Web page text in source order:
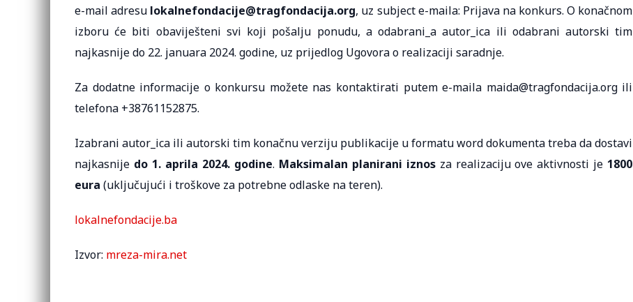
e-mail adresu lokalnefondacije@tragfondacija.org, uz subject e-maila: Prijava na konkurs. O konačnom
izboru će biti obaviješteni svi koji pošalju ponudu, a odabrani_a autor_ica ili odabrani autorski tim
najkasnije do 22. januara 2024. godine, uz prijedlog Ugovora o realizaciji saradnje.
Za dodatne informacije o konkursu možete nas kontaktirati putem e-maila maida@tragfondacija.org ili
telefona +38761152875.
Izabrani autor_ica ili autorski tim konačnu verziju publikacije u formatu word dokumenta treba da dostavi
najkasnije do 1. aprila 2024. godine. Maksimalan planirani iznosza realizaciju ove aktivnosti je 1800
eura (uključujući i troškove za potrebne odlaske na teren).
lokalnefondacije.ba
Izvor: mreza-mira.net